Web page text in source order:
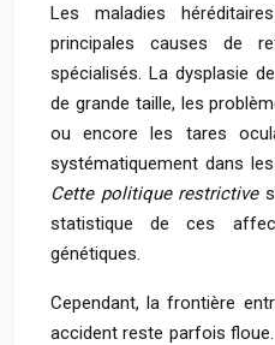
Les maladies
principales causes de
spécialisés. La dysplasie
de grande taille, les
ou encore les tares
systématiquement dans
Cette politique restrictive
statistique de ces
génétiques.
Cependant, la frontière
accident reste parfois